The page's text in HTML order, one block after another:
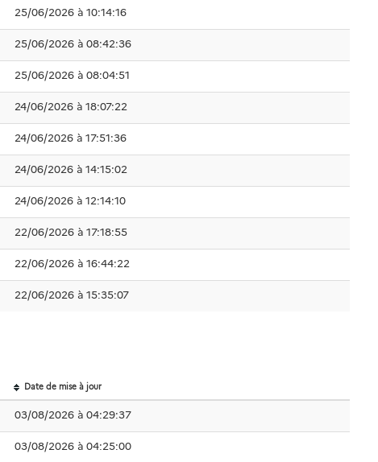
25/06/2026 à 10:14:16
25/06/2026 à 08:42:36
25/06/2026 à 08:04:51
24/06/2026 à 18:07:22
24/06/2026 à 17:51:36
24/06/2026 à 14:15:02
24/06/2026 à 12:14:10
22/06/2026 à 17:18:55
22/06/2026 à 16:44:22
22/06/2026 à 15:35:07
Date de mise à jour
03/08/2026 à 04:29:37
03/08/2026 à 04:25:00